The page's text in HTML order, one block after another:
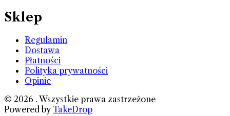
Sklep
Regulamin
Dostawa
Płatności
Polityka prywatności
Opinie
© 2026 . Wszystkie prawa zastrzeżone
Powered byTakeDrop